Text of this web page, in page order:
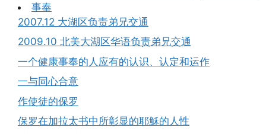
事奉
2007.12 大湖区负责弟兄交通
2009.10 北美大湖区华语负责弟兄交通
一个健康事奉的人应有的认识、认定和运作
一与同心合意
作使徒的保罗
保罗在加拉太书中所彰显的耶穌的人性